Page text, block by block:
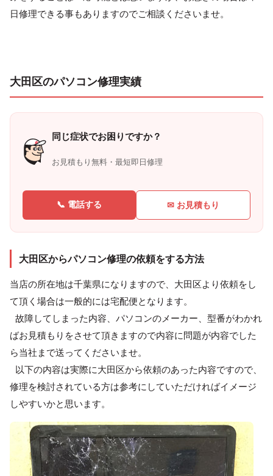
日修理できる事もありますのでご相談くださいませ。
大田区のパソコン修理実績
同じ症状でお困りですか？
お見積もり無料・最短即日修理
📞 電話する ✉ お見積もり
大田区からパソコン修理の依頼をする方法
当店の所在地は千葉県になりますので、大田区より依頼をし
て頂く場合は一般的には宅配便となります。
故障してしまった内容、パソコンのメーカー、型番がわかれ
ばお見積もりをさせて頂きますので内容に問題が内容でした
ら当社まで送ってくださいませ。
以下の内容は実際に大田区から依頼のあった内容ですので、
修理を検討されている方は参考にしていただければイメージ
しやすいかと思います。